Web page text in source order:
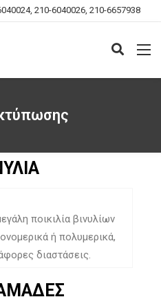
210-6040026, 210-6657938
ποικιλία βινυλίων
ή πολυμερικά,
διαστάσεις.